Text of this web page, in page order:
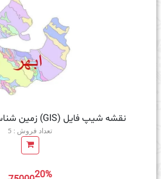
نقشه شیپ فایل (GIS) زمین‌ شناسی شهرستان ابهر
تعداد فروش : 5
20%